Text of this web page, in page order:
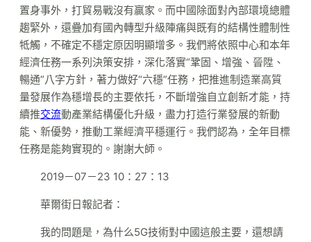
置身事外，打貿易戰沒有贏家。而中國除面對內部環境總體
趨緊外，還疊加有國內轉型升級陣痛與既有的結構性體制性
牴觸，不確定不穩定原因明顯增多。我們將依照中心和本年
經濟任務一系列決策安排，深化落實“鞏固、增強、晉陞、
暢通”八字方針，著力做好“六穩”任務，把推進制造業高質
量發展作為穩增長的主要依托，不斷增強自立創新才能，持
續推交流動產業結構優化升級，盡力打造行業發展的新動
能、新優勢，推動工業經濟平穩運行。我們認為，全年目標
任務是能夠實現的。謝謝大師。
2019－07－23 10：27：13
華爾街日報記者：
我的問題是，為什么5G技術對中國這般主要，還想請